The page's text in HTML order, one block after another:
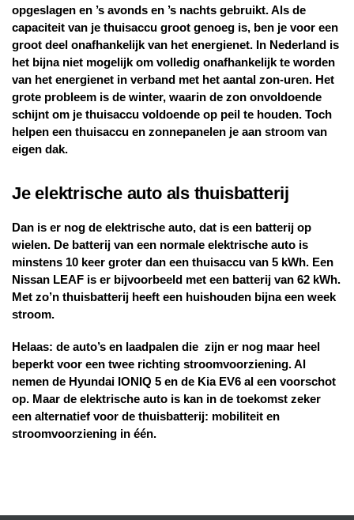
opgeslagen en ’s avonds en ’s nachts gebruikt. Als de
capaciteit van je thuisaccu groot genoeg is, ben je voor een
groot deel onafhankelijk van het energienet. In Nederland is
het bijna niet mogelijk om volledig onafhankelijk te worden
van het energienet in verband met het aantal zon-uren. Het
grote probleem is de winter, waarin de zon onvoldoende
schijnt om je thuisaccu voldoende op peil te houden. Toch
helpen een thuisaccu en zonnepanelen je aan stroom van
eigen dak.
Je elektrische auto als thuisbatterij
Dan is er nog de elektrische auto, dat is een batterij op
wielen. De batterij van een normale elektrische auto is
minstens 10 keer groter dan een thuisaccu van 5 kWh. Een
Nissan LEAF is er bijvoorbeeld met een batterij van 62 kWh.
Met zo’n thuisbatterij heeft een huishouden bijna een week
stroom.
Helaas: de auto’s en laadpalen die zijn er nog maar heel
beperkt voor een twee richting stroomvoorziening. Al
nemen de Hyundai IONIQ 5 en de Kia EV6 al een voorschot
op. Maar de elektrische auto is kan in de toekomst zeker
een alternatief voor de thuisbatterij: mobiliteit en
stroomvoorziening in één.